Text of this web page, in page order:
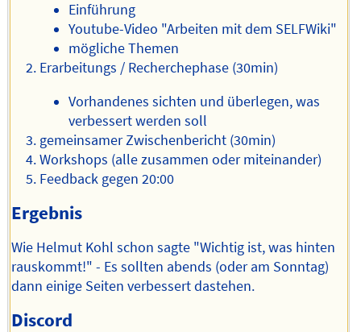
Einführung
Youtube-Video "Arbeiten mit dem SELFWiki"
mögliche Themen
Erarbeitungs / Recherchephase (30min)
Vorhandenes sichten und überlegen, was
verbessert werden soll
gemeinsamer Zwischenbericht (30min)
Workshops (alle zusammen oder miteinander)
Feedback gegen 20:00
Ergebnis
Wie Helmut Kohl schon sagte "Wichtig ist, was hinten
rauskommt!" - Es sollten abends (oder am Sonntag)
dann einige Seiten verbessert dastehen.
Discord